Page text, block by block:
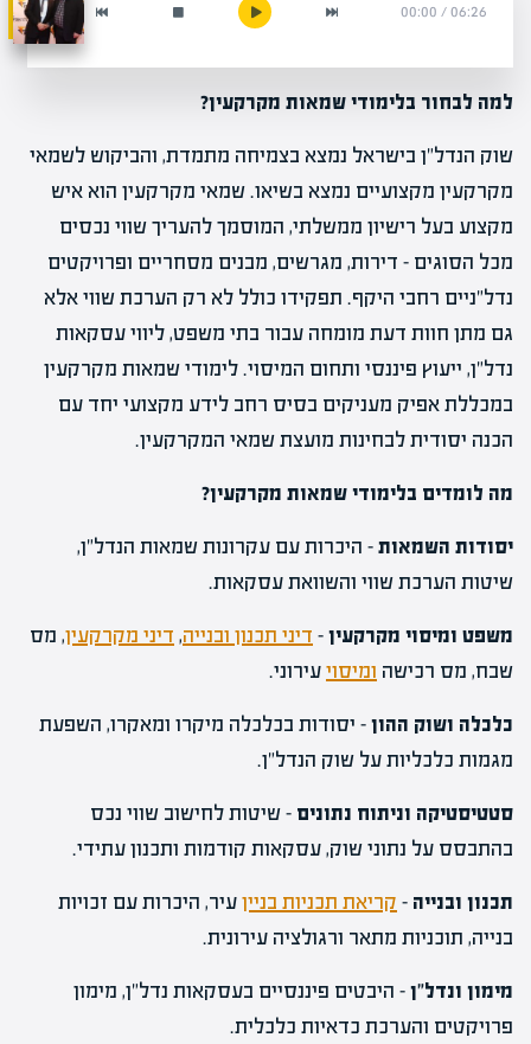
06:26
/
00:00
למה לבחור בלימודי שמאות מקרקעין?
שוק הנדל"ן בישראל נמצא בצמיחה מתמדת, והביקוש לשמאי
מקרקעין מקצועיים נמצא בשיאו. שמאי מקרקעין הוא איש
מקצוע בעל רישיון ממשלתי, המוסמך להעריך שווי נכסים
מכל הסוגים – דירות, מגרשים, מבנים מסחריים ופרויקטים
נדל"ניים רחבי היקף. תפקידו כולל לא רק הערכת שווי אלא
גם מתן חוות דעת מומחה עבור בתי משפט, ליווי עסקאות
נדל"ן, ייעוץ פיננסי ותחום המיסוי. לימודי שמאות מקרקעין
במכללת אפיק מעניקים בסיס רחב לידע מקצועי יחד עם
הכנה יסודית לבחינות מועצת שמאי המקרקעין.
מה לומדים בלימודי שמאות מקרקעין?
יסודות השמאות– היכרות עם עקרונות שמאות הנדל"ן,
שיטות הערכת שווי והשוואת עסקאות.
משפט ומיסוי מקרקעין– דיני תכנון ובנייה, דיני מקרקעין, מס
שבח, מס רכישה ומיסויעירוני.
כלכלה ושוק ההון– יסודות בכלכלה מיקרו ומאקרו, השפעת
מגמות כלכליות על שוק הנדל"ן.
סטטיסטיקה וניתוח נתונים – שיטות לחישוב שווי נכס
בהתבסס על נתוני שוק, עסקאות קודמות ותכנון עתידי.
תכנון ובנייה – קריאת תכניות בנייןעיר, היכרות עם זכויות
בנייה, תוכניות מתאר ורגולציה עירונית.
מימון ונדל"ן– היבטים פיננסיים בעסקאות נדל"ן, מימון
פרויקטים והערכת כדאיות כלכלית.